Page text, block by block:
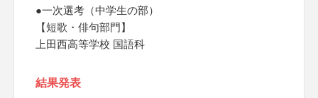
●一次選考（中学生の部）
【短歌・俳句部門】
上田西高等学校 国語科
結果発表